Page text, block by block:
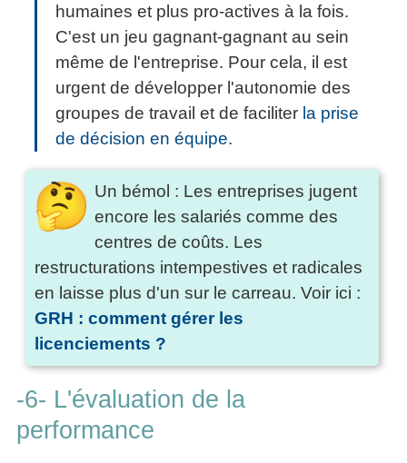
humaines et plus pro-actives à la fois.
C'est un jeu gagnant-gagnant au sein
même de l'entreprise. Pour cela, il est
urgent de développer l'autonomie des
groupes de travail et de faciliter la prise
de décision en équipe.
Un bémol : Les entreprises jugent
encore les salariés comme des
centres de coûts. Les
restructurations intempestives et radicales
en laisse plus d'un sur le carreau. Voir ici :
GRH : comment gérer les
licenciements ?
-6- L'évaluation de la
performance